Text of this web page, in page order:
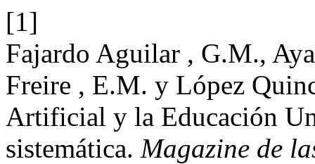
[1]
Fajardo Aguilar , G.M.,
Freire , E.M. y López
Artificial y la Educación
sistemática. Magazine de